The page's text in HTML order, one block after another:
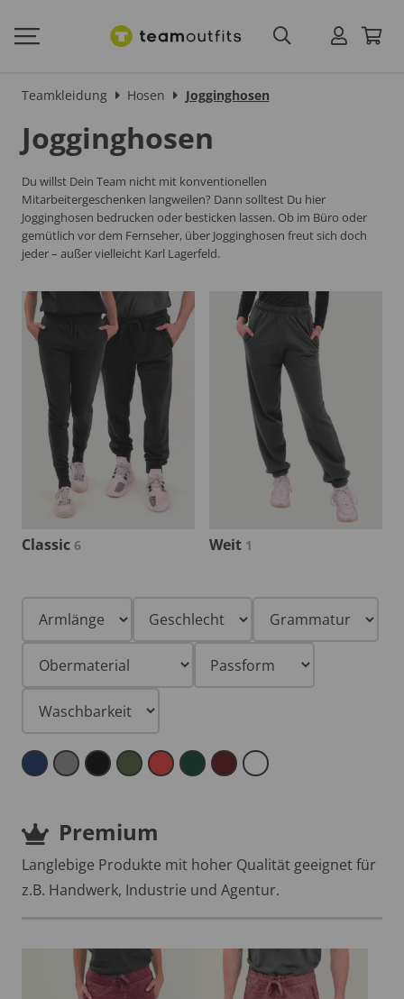
Teamkleidung Hosen Jogginghosen
Jogginghosen
Du willst Dein Team nicht mit konventionellen
Mitarbeitergeschenken langweilen? Dann solltest Du hier
Jogginghosen bedrucken oder besticken lassen. Ob im Büro oder
gemütlich vor dem Fernseher, über Jogginghosen freut sich doch
jeder – außer vielleicht Karl Lagerfeld.
Classic 6 Weit 1
Premium
Langlebige Produkte mit hoher Qualität geeignet für
z.B. Handwerk, Industrie und Agentur.